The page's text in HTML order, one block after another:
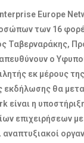
Europe
των 16
Ταβερναράκης,
ο
εκ μέρους
εκδήλωσης θα
η
επιχειρήσεων